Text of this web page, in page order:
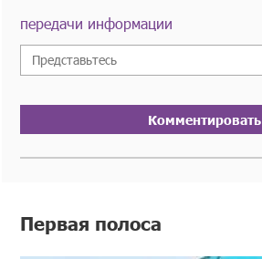
передачи информации
Комментировать
Первая полоса